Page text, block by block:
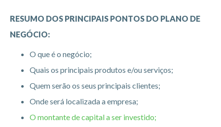
RESUMO DOS PRINCIPAIS PONTOS DO PLANO DE
NEGÓCIO:
O que é o negócio;
Quais os principais produtos e/ou serviços;
Quem serão os seus principais clientes;
Onde será localizada a empresa;
O montante de capital a ser investido;